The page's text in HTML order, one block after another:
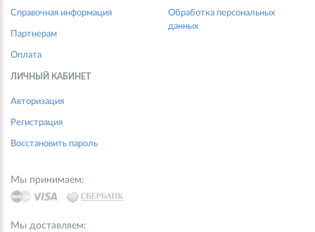
Справочная информация
Партнерам
Оплата
Обработка персональных
данных
ЛИЧНЫЙ КАБИНЕТ
Авторизация
Регистрация
Восстановить пароль
Мы принимаем:
Мы доставляем: